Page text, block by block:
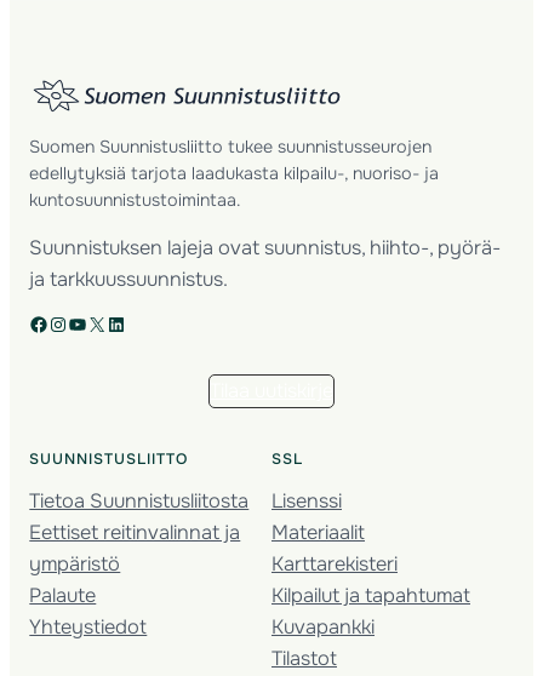
Suomen Suunnistusliitto tukee suunnistusseurojen
edellytyksiä tarjota laadukasta kilpailu-, nuoriso- ja
kuntosuunnistustoimintaa.
Suunnistuksen lajeja ovat suunnistus, hiihto-, pyörä-
ja tarkkuussuunnistus.
Facebook Instagram YouTube X LinkedIn
SUUNNISTUSLIITTO
Tietoa Suunnistusliitosta
Eettiset reitinvalinnat ja
ympäristö
Palaute
Yhteystiedot
SSL
Lisenssi
Materiaalit
Karttarekisteri
Kilpailut ja tapahtumat
Kuvapankki
Tilastot